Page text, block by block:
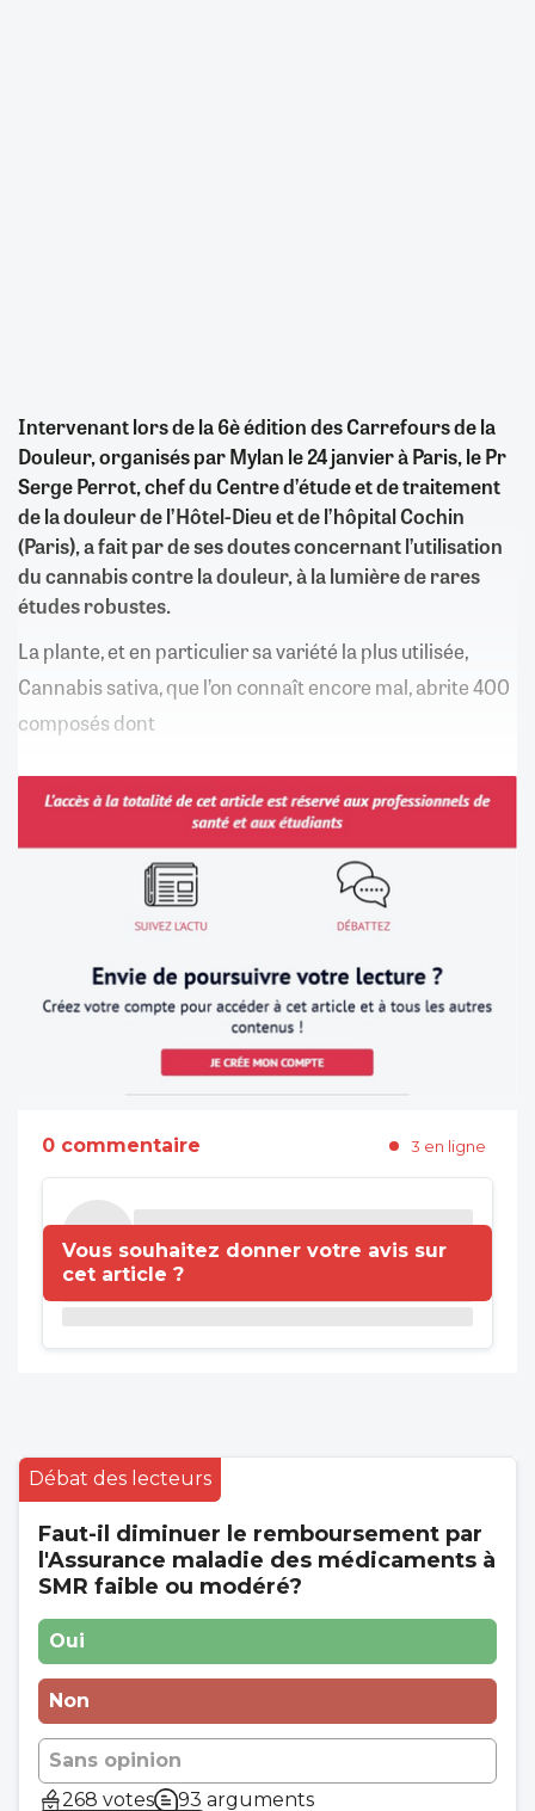
Intervenant lors de la 6è édition des Carrefours de la
Douleur, organisés par Mylan le 24 janvier à Paris, le Pr
Serge Perrot, chef du Centre d’étude et de traitement
de la douleur de l’Hôtel-Dieu et de l’hôpital Cochin
(Paris), a fait par de ses doutes concernant l’utilisation
du cannabis contre la douleur, à la lumière de rares
études robustes.
La plante, et en particulier sa variété la plus utilisée,
Cannabis sativa, que l’on connaît encore mal, abrite 400
composés dont
0 commentaire 3 en ligne
Vous souhaitez donner votre avis sur
cet article ?
Débat des lecteurs
Faut-il diminuer le remboursement par
l'Assurance maladie des médicaments à
SMR faible ou modéré?
Oui
Non
Sans opinion
268 votes
93 arguments